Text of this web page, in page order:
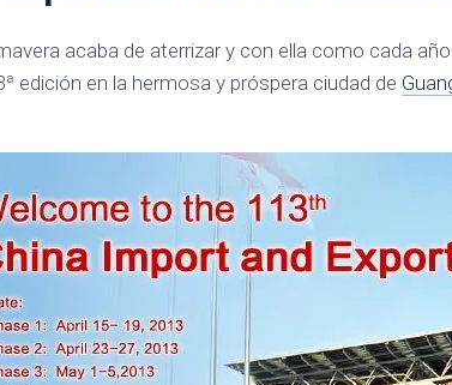
acaba de aterrizar y con ella como cada
edición en la hermosa y próspera ciudad de